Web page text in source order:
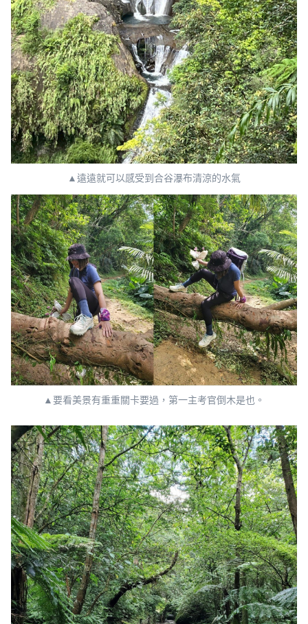
▲遠遠就可以感受到合谷瀑布清涼的水氣
▲要看美景有重重關卡要過，第一主考官倒木是也。